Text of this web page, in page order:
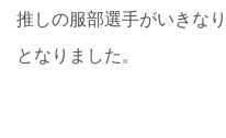
推しの服部選手がいきな
となりました。